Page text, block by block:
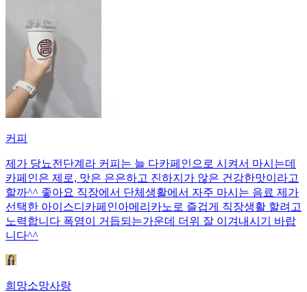
커피
제가 당뇨전단계라 커피는 늘 다카페인으로 시켜서 마시는데
카페인은 제로, 맛은 은은하고 진하지가 않은 건강한맛이라고
할까^^ 좋아요 직장에서 단체생활에서 자주 마시는 음료 제가
선택한 아이스디카페인아메리카노로 즐겁게 직장생활 할려고
노력합니다 폭염이 거듭되는가운데 더위 잘 이겨내시기 바랍
니다^^
희망소망사랑